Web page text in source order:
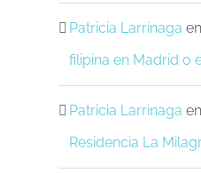
Patricia Larrinaga en
filipina en Madrid o
Patricia Larrinaga en
Residencia La